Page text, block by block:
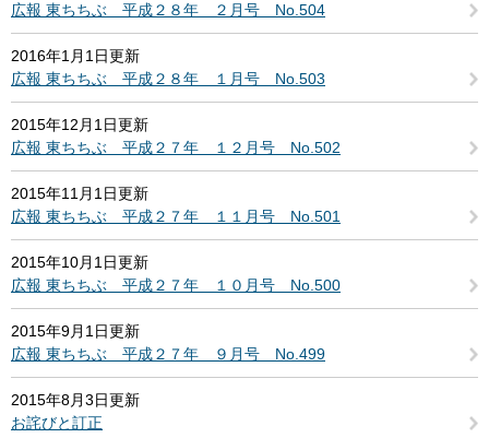
広報 東ちちぶ 平成２８年 ２月号 No.504
2016年1月1日更新
広報 東ちちぶ 平成２８年 １月号 No.503
2015年12月1日更新
広報 東ちちぶ 平成２７年 １２月号 No.502
2015年11月1日更新
広報 東ちちぶ 平成２７年 １１月号 No.501
2015年10月1日更新
広報 東ちちぶ 平成２７年 １０月号 No.500
2015年9月1日更新
広報 東ちちぶ 平成２７年 ９月号 No.499
2015年8月3日更新
お詫びと訂正